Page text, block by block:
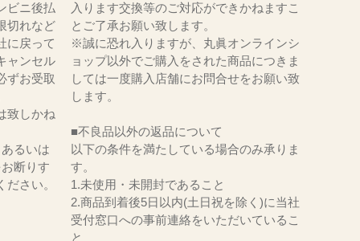
ビニ後払
切れなど
に戻って
ャンセル
ずお受取
致しかね
るいは
断りす
さい。
入ります交換等のご対応ができかねますこ
とご了承お願い致します。
※誠に恐れ入りますが、丸眞オンラインシ
ョップ以外でご購入をされた商品につきま
しては一度購入店舗にお問合せをお願い致
します。
■不良品以外の返品について
以下の条件を満たしている場合のみ承りま
す。
1.未使用・未開封であること
2.商品到着後5日以内(土日祝を除く)に当社
受付窓口への事前連絡をいただいているこ
と